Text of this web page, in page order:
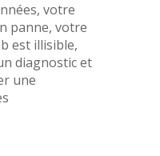
votre
panne, votre
est illisible,
diagnostic et
une